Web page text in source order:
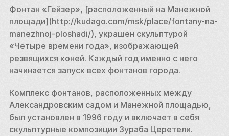
Фонтан «Гейзер», [расположенный на Манежной
площади](http://kudago.com/msk/place/fontany-na-
manezhnoj-ploshadi/), украшен скульптурой
«Четыре времени года», изображающей
резвящихся коней. Каждый год именно с него
начинается запуск всех фонтанов города.
Комплекс фонтанов, расположенных между
Александровским садом и Манежной площадью,
был установлен в 1996 году и включает в себя
скульптурные композиции Зураба Церетели.